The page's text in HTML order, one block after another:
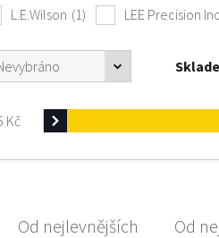
L.E.Wilson (1) LEE Precision
Kč
Od nejlevnějších Od